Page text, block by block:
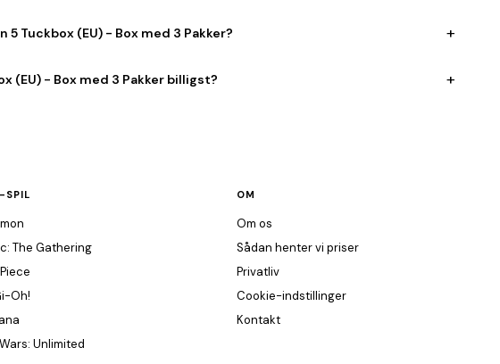
Tuckbox (EU) - Box med 3 Pakker? +
(EU) - Box med 3 Pakker billigst? +
SPIL
The Gathering
Oh!
Unlimited
OM
Om os
Sådan henter vi priser
Privatliv
Cookie-indstillinger
Kontakt